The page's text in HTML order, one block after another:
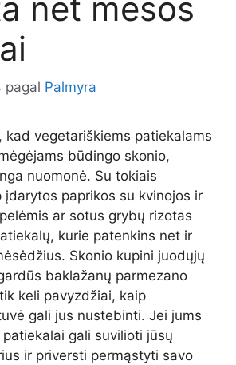
net mėsos
pagal Palmyra
kad vegetariškiems patiekalams
būdingo skonio,
nuomonė. Su tokiais
įdarytos paprikos su kvinojos ir
ar sotus grybų rizotas
kurie patenkins net ir
Skonio kupini juodųjų
baklažanų parmezano
keli pavyzdžiai, kaip
gali jus nustebinti. Jei jums
gali suvilioti jūsų
ir priversti permąstyti savo